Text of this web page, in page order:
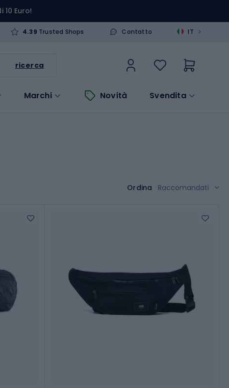
Euro!
4.39 Trusted Shops Contatto IT >
ricerca
Marchi Novità Svendita
Ordina Raccomandati